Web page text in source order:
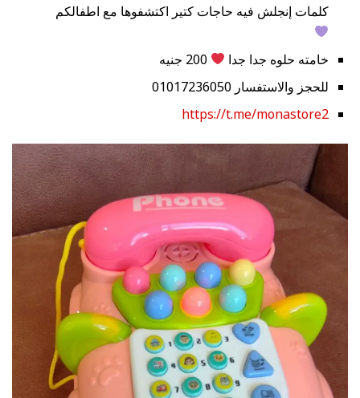
كلمات إنجلش فيه حاجات كتير اكتشفوها مع اطفالكم
خامته حلوه جدا جدا
200 جنيه
للحجز والاستفسار 01017236050
https://t.me/monastore2